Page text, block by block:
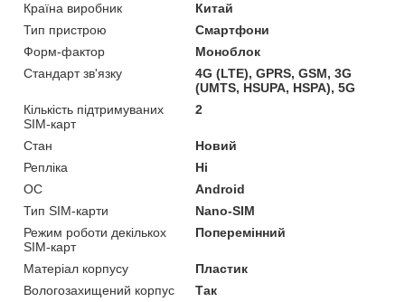
Країна виробник
Китай
Тип пристрою
Смартфони
Форм-фактор
Моноблок
Стандарт зв'язку
4G (LTE), GPRS, GSM, 3G
(UMTS, HSUPA, HSPA), 5G
Кількість підтримуваних
SIM-карт
2
Стан
Новий
Репліка
Ні
ОС
Android
Тип SIM-карти
Nano-SIM
Режим роботи декількох
SIM-карт
Поперемінний
Матеріал корпусу
Пластик
Вологозахищений корпус
Так